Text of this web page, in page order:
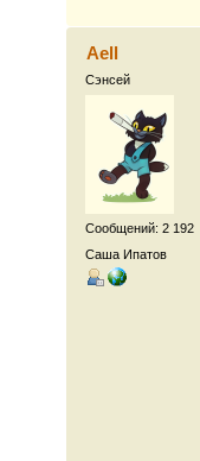
Aell
Сэнсей
Сообщений: 2 192
Саша Ипатов